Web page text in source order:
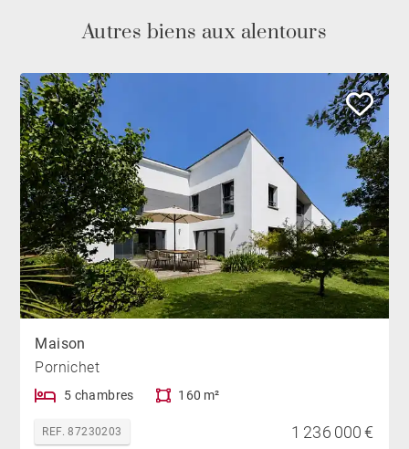
Autres biens aux alentours
Maison
Pornichet
5 chambres 160 m²
REF. 87230203 1 236 000 €